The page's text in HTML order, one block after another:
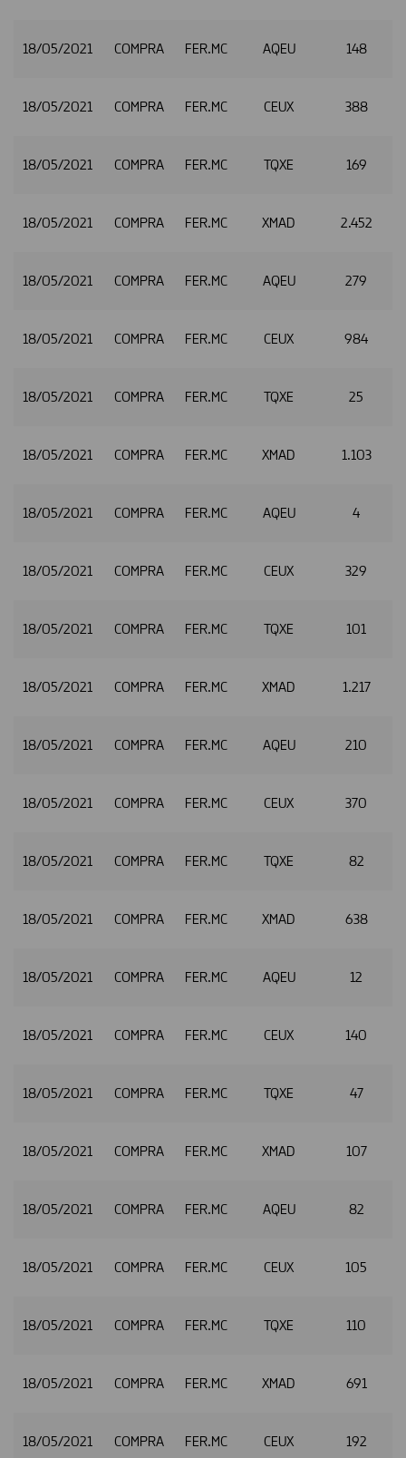
18/05/2021 COMPRA FER.MC AQEU 148
18/05/2021 COMPRA FER.MC CEUX 388
18/05/2021 COMPRA FER.MC TQXE 169
18/05/2021 COMPRA FER.MC XMAD 2.452
18/05/2021 COMPRA FER.MC AQEU 279
18/05/2021 COMPRA FER.MC CEUX 984
18/05/2021 COMPRA FER.MC TQXE 25
18/05/2021 COMPRA FER.MC XMAD 1.103
18/05/2021 COMPRA FER.MC AQEU 4
18/05/2021 COMPRA FER.MC CEUX 329
18/05/2021 COMPRA FER.MC TQXE 101
18/05/2021 COMPRA FER.MC XMAD 1.217
18/05/2021 COMPRA FER.MC AQEU 210
18/05/2021 COMPRA FER.MC CEUX 370
18/05/2021 COMPRA FER.MC TQXE 82
18/05/2021 COMPRA FER.MC XMAD 638
18/05/2021 COMPRA FER.MC AQEU 12
18/05/2021 COMPRA FER.MC CEUX 140
18/05/2021 COMPRA FER.MC TQXE 47
18/05/2021 COMPRA FER.MC XMAD 107
18/05/2021 COMPRA FER.MC AQEU 82
18/05/2021 COMPRA FER.MC CEUX 105
18/05/2021 COMPRA FER.MC TQXE 110
18/05/2021 COMPRA FER.MC XMAD 691
18/05/2021 COMPRA FER.MC CEUX 192